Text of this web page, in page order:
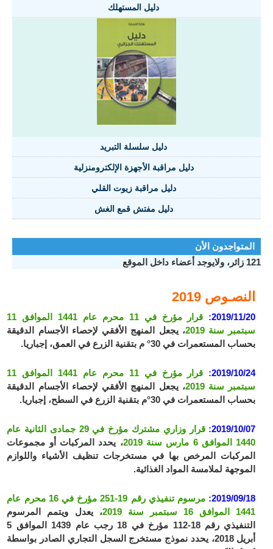
دليل المستهلك
دليل سلسلة التبريد
دليل مراقبة الأجهزة الإلكترومنزلية
دليل مراقبة زيوت القلي
دليل مفتش قمع الغش
المتواجدون الأن
121 زائر، ولايوجد أعضاء داخل الموقع
النصـوص 2019
2019/11/20
:
قرار مؤرخ في 11 محرم عام 1441 الموافق 11
سبتمبر سنة 2019
، يجعل المنهج الأفقي لإحصاء الأجسام الدقيقة
بحساب المستعمرات في 30° م بتقنية الزرع في العمق، إجباريا.
2019/10/24
:
قرار مؤرخ في 11 محرم عام 1441 الموافق 11
سبتمبر سنة 2019
، يجعل المنهج الأفقي لإحصاء الأجسام الدقيقة
بحساب المستعمرات في 30°م بتقنية الزرع في السطح، إجباريا.
2019/10/07
:
قرار وزاري مشترك مؤرخ في 29 جمادى الثانية عام
1440 الموافق 6 مارس سنة 2019
، يحدد المركبات أو مجموعات
المركبات المرخص بها في مستخرجات تنظيف الأشياء واللوازم
الموجهة لملامسة المواد الغذائية.
2019/09/18
:
مرسوم تنفيذي رقم 19-251 مؤرخ في 16 محرم عام
1441 الموافق 16 سبتمبر سنة 2019
، يعدل ويتمم المرسوم
التنفيذي رقم 18-112 مؤرخ في 18 رجب عام 1439 الموافق 5
أبريل 2018، يحدد نموذج مستخرج السجل التجاري الصادر بواسطة